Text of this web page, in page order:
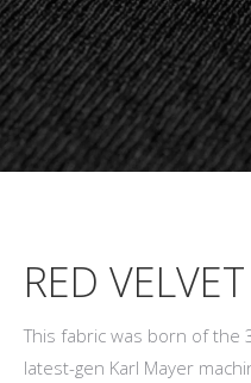
RED VELVET
This fabric was born of the
latest-gen Karl Mayer